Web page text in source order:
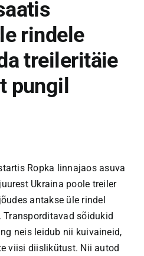
rindele
treileritäie
pungil
Ropka linnajaos asuva
Ukraina poole treiler
antakse üle rindel
sõidukid
neis leidub nii kuivaineid,
viisi diislikütust. Nii autod